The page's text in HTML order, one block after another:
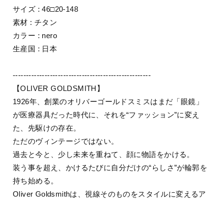
サイズ : 46□20-148
素材 : チタン
カラー : nero
生産国 : 日本
----------------------------------------------------
【OLIVER GOLDSMITH】
1926年、創業のオリバーゴールドスミスはまだ「眼鏡」
が医療器具だった時代に、それを“ファッション”に変え
た、先駆けの存在。
ただのヴィンテージではない。
過去と今と、少し未来を重ねて、顔に物語をかける。
装う事を超え、かけるたびに自分だけの“らしさ”が輪郭を
持ち始める。
Oliver Goldsmithは、視線そのものをスタイルに変えるア